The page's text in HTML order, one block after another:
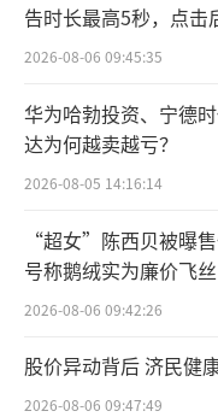
台，由于身处湖
则是在考虑直接
量贩零食转
主要体现在品类
市，转型后的折
非标品，主要围
门店面积也由主
300㎡，甚至有
型门店。
告时长最高5秒，点击
2026-08-06 09:45:35
华为哈勃投资、宁德
达为何越卖越亏？
2026-08-05 14:16:14
“超女”陈西贝被曝
号称鹅绒实为廉价飞
百万元
2026-08-06 09:42:26
股价异动背后 济民健
2026-08-06 09:47:49